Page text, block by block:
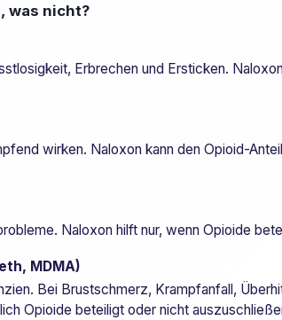
was nicht?
Erbrechen und Ersticken.
wirken. Naloxon kann den Opioid-
Naloxon hilft nur, wenn Opioide
MDMA)
Bei Brustschmerz, Krampfanfall,
Opioide beteiligt oder nicht